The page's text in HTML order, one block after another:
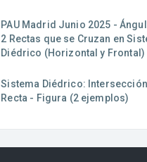
PAU Madrid Junio 2025 -
2 Rectas que se Cruzan en
Diédrico (Horizontal y Frontal)
Sistema Diédrico: Intersección
Recta - Figura (2 ejemplos)